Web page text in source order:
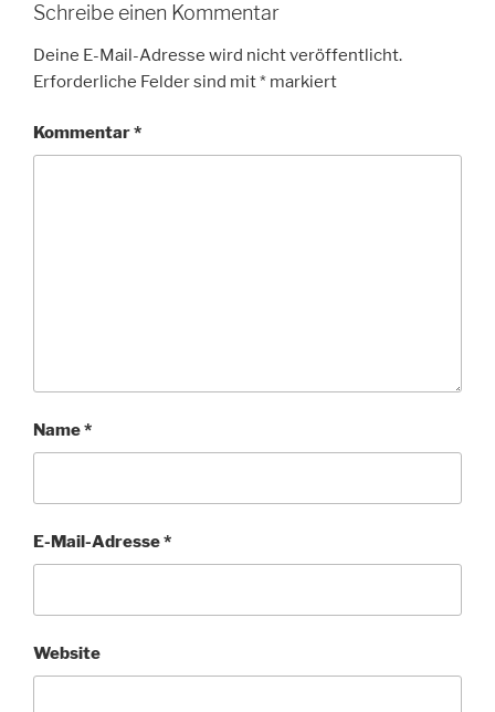
Schreibe einen Kommentar
Deine E-Mail-Adresse wird nicht veröffentlicht.
Erforderliche Felder sind mit* markiert
Kommentar*
Name*
E-Mail-Adresse*
Website